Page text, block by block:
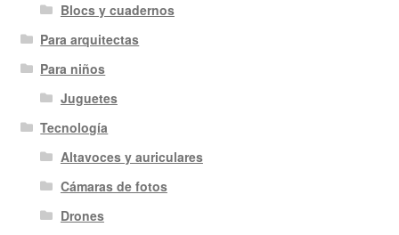
Blocs y cuadernos
Para arquitectas
Para niños
Juguetes
Tecnología
Altavoces y auriculares
Cámaras de fotos
Drones